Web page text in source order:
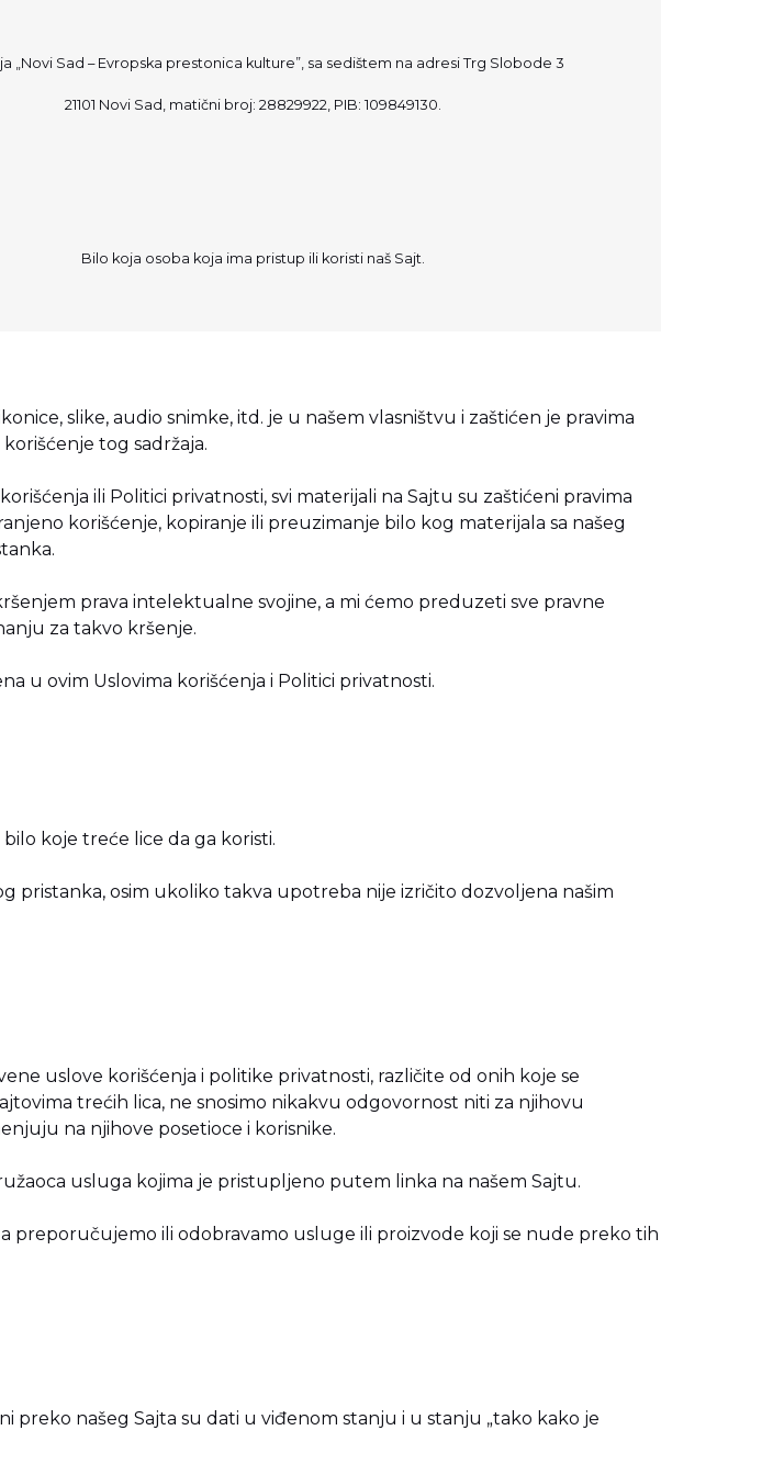
„Novi Sad – Evropska prestonica kulture”, sa sedištem na adresi Trg Slobode 3
21101 Novi Sad, matični broj: 28829922, PIB: 109849130.
Bilo koja osoba koja ima pristup ili koristi naš Sajt.
slike, audio snimke, itd. je u našem vlasništvu i zaštićen je pravima
tog sadržaja.
ili Politici privatnosti, svi materijali na Sajtu su zaštićeni pravima
korišćenje, kopiranje ili preuzimanje bilo kog materijala sa našeg
prava intelektualne svojine, a mi ćemo preduzeti sve pravne
za takvo kršenje.
u ovim Uslovima korišćenja i Politici privatnosti.
koje treće lice da ga koristi.
pristanka, osim ukoliko takva upotreba nije izričito dozvoljena našim
uslove korišćenja i politike privatnosti, različite od onih koje se
trećih lica, ne snosimo nikakvu odgovornost niti za njihovu
na njihove posetioce i korisnike.
usluga kojima je pristupljeno putem linka na našem Sajtu.
preporučujemo ili odobravamo usluge ili proizvode koji se nude preko tih
preko našeg Sajta su dati u viđenom stanju i u stanju „tako kako je